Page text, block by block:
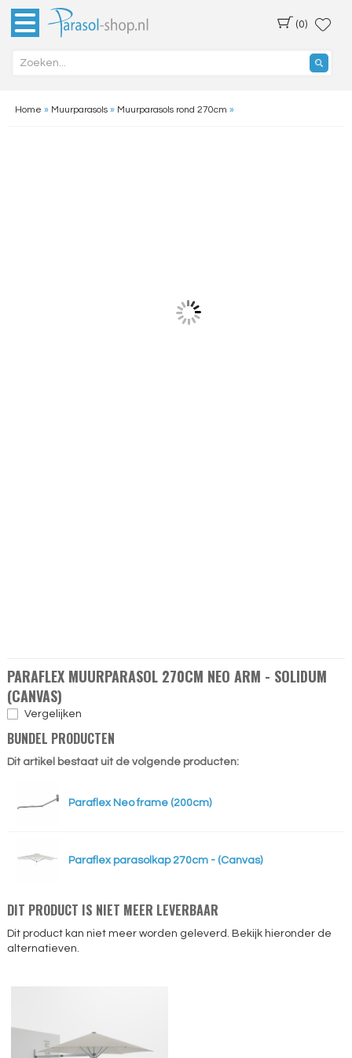
(0)
Home » Muurparasols» Muurparasols rond 270cm »
PARAFLEX MUURPARASOL 270CM NEO ARM - SOLIDUM
(CANVAS)
Vergelijken
BUNDEL PRODUCTEN
Dit artikel bestaat uit de volgende producten:
Paraflex Neo frame (200cm)
Paraflex parasolkap 270cm - (Canvas)
DIT PRODUCT IS NIET MEER LEVERBAAR
Dit product kan niet meer worden geleverd. Bekijk hieronder de
alternatieven.